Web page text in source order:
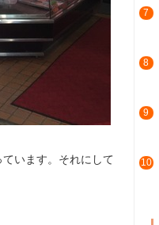
います。それにして
7
8
9
10